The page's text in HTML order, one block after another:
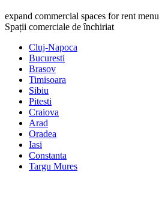
expand commercial spaces for rent menu
Spații comerciale de închiriat
Cluj-Napoca
Bucuresti
Brasov
Timisoara
Sibiu
Pitesti
Craiova
Arad
Oradea
Iasi
Constanta
Targu Mures